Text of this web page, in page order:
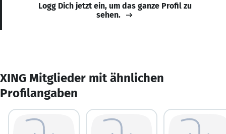
Logg Dich jetzt ein, um das ganze Profil zu
sehen.
XING Mitglieder mit ähnlichen
Profilangaben